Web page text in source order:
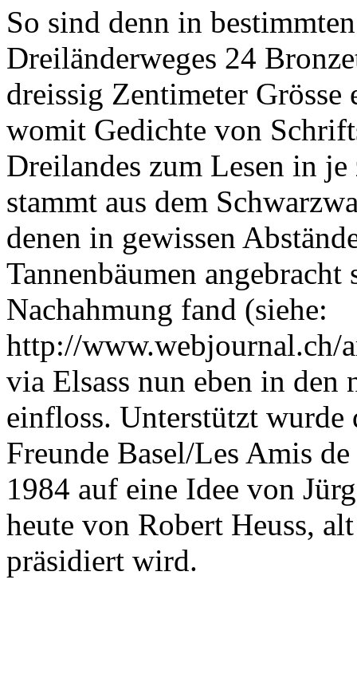
So sind denn in
Dreiländerweges 24
dreissig Zentimeter Grösse
womit Gedichte von
Dreilandes zum Lesen in
stammt aus dem
denen in gewissen
Tannenbäumen
Nachahmung fand (siehe:
http://www.webjournal.ch/
via Elsass nun eben in den
einfloss. Unterstützt wurde
Freunde Basel/Les Amis
1984 auf eine Idee von
heute von Robert Heuss,
präsidiert wird.